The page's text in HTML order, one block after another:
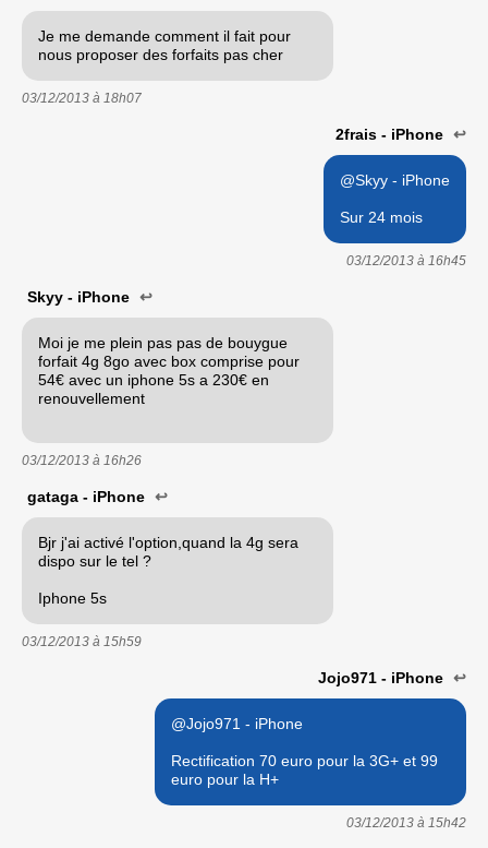
Je me demande comment il fait pour
nous proposer des forfaits pas cher
03/12/2013 à 18h07
2frais - iPhone ↩
@Skyy - iPhone
Sur 24 mois
03/12/2013 à 16h45
Skyy - iPhone ↩
Moi je me plein pas pas de bouygue
forfait 4g 8go avec box comprise pour
54€ avec un iphone 5s a 230€ en
renouvellement
03/12/2013 à 16h26
gataga - iPhone ↩
Bjr j'ai activé l'option,quand la 4g sera
dispo sur le tel ?
Iphone 5s
03/12/2013 à 15h59
Jojo971 - iPhone ↩
@Jojo971 - iPhone
Rectification 70 euro pour la 3G+ et 99
euro pour la H+
03/12/2013 à 15h42